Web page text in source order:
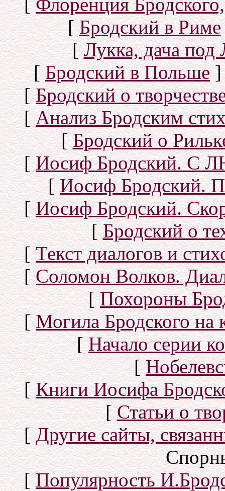
[Бродский в Риме
[Лукка, дача под
[Бродский в Польше]
[Бродский о
[Анализ Бродским
[Бродский о
[Иосиф Бродский. С
[Иосиф Бродский.
[Иосиф Бродский.
[Бродский о
[Текст диалогов и
[Соломон Волков.
[Похороны
[Могила Бродского
[Начало серии
[
[Книги Иосифа
[Статьи о
[Другие сайты,
[Популярность